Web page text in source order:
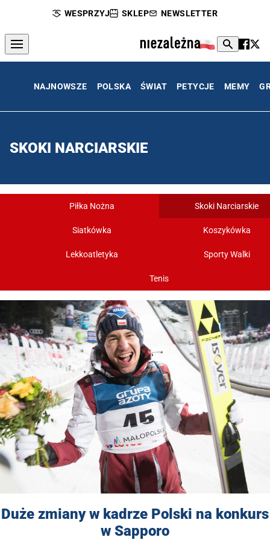
WESPRZYJ SKLEP NEWSLETTER
NAJNOWSZE POLSKA ŚWIAT PETYCJE MEMY
SKOKI NARCIARSKIE
Piłka Nożna Skoki Narciarskie
Siatkówka Koszykówka
Lekkoatletyka Sporty Walki
Tenis
Duże zmiany w kadrze Polski na konkurs
w Sapporo